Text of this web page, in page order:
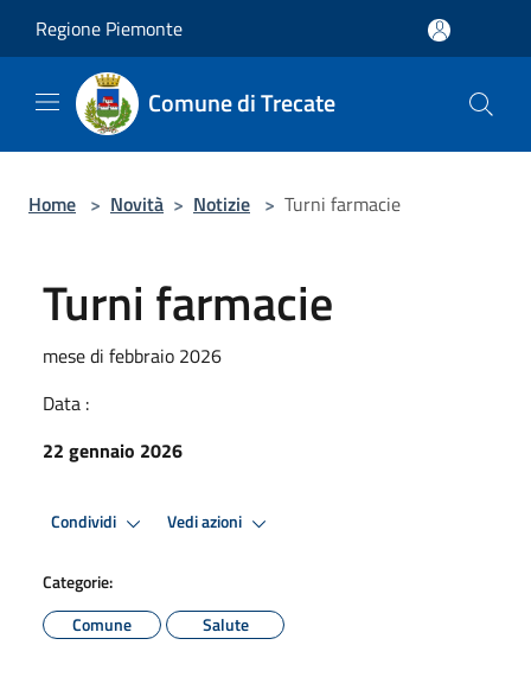
Regione Piemonte
Comune di Trecate
Home > Novità > Notizie > Turni farmacie
Turni farmacie
mese di febbraio 2026
Data :
22 gennaio 2026
Condividi Vedi azioni
Categorie:
Comune
Salute